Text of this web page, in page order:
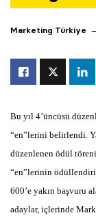
Marketing Türkiye
Bu yıl 4’üncüsü
“en”lerini belirlendi.
düzenlenen ödül
“en”lerinin
600’e yakın başvuru
adaylar, içlerinde